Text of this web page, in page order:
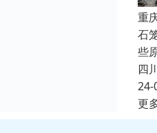
重
石
些
四
24-
更